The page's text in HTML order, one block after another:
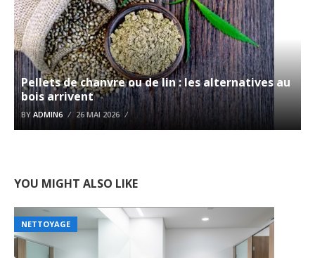
Pellets de chanvre ou de lin : les alternatives au
bois arrivent
BY ADMIN6 26 MAI 2026
YOU MIGHT ALSO LIKE
NETTOYAGE